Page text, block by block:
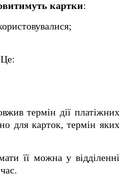
картки:
термін дії платіжних
для карток, термін яких
її можна у відділенні